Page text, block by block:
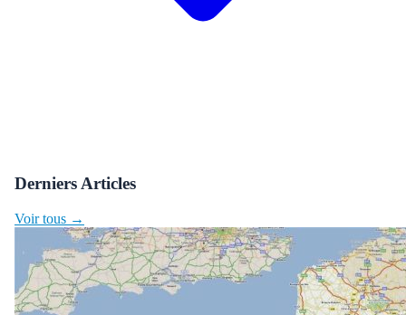
Derniers Articles
Voir tous →